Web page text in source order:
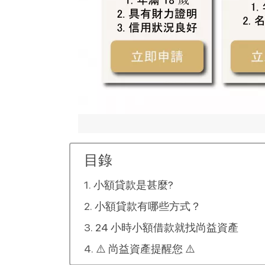
目錄
小額貸款是甚麼?
小額貸款有哪些方式？
24 小時小額借款就找尚益資產
⚠️ 尚益資產提醒您 ⚠️